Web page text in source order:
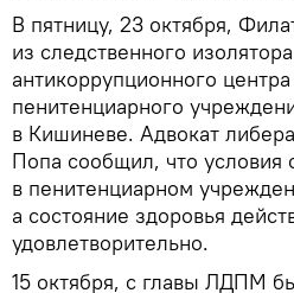
В пятницу, 23 октября,
из следственного
антикоррупционного
пенитенциарного
в Кишиневе. Адвокат
Попа сообщил, что условия
в пенитенциарном
а состояние здоровья
удовлетворительно.
15 октября, с главы ЛДПМ